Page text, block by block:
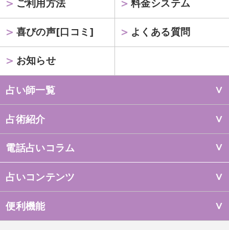
ご利用方法 料金システム
喜びの声[口コミ] よくある質問
お知らせ
占い師一覧
占術紹介
電話占いコラム
占いコンテンツ
便利機能